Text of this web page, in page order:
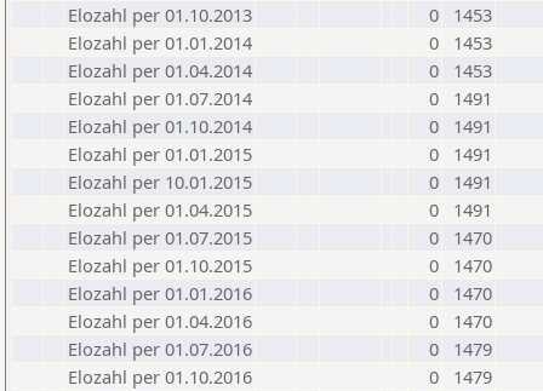
Elozahl per 01.10.2013
0
1453
Elozahl per 01.01.2014
0
1453
Elozahl per 01.04.2014
0
1453
Elozahl per 01.07.2014
0
1491
Elozahl per 01.10.2014
0
1491
Elozahl per 01.01.2015
0
1491
Elozahl per 10.01.2015
0
1491
Elozahl per 01.04.2015
0
1491
Elozahl per 01.07.2015
0
1470
Elozahl per 01.10.2015
0
1470
Elozahl per 01.01.2016
0
1470
Elozahl per 01.04.2016
0
1470
Elozahl per 01.07.2016
0
1479
Elozahl per 01.10.2016
0
1479